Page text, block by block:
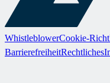
WhistleblowerCookie-
BarrierefreiheitRechtliches